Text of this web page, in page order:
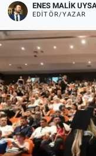
ENES MALİK
EDITÖR/YAZAR